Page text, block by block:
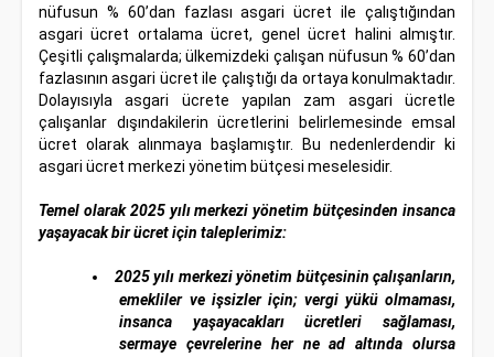
nüfusun % 60’dan fazlası asgari ücret ile çalıştığından
asgari ücret ortalama ücret, genel ücret halini almıştır.
Çeşitli çalışmalarda; ülkemizdeki çalışan nüfusun % 60’dan
fazlasının asgari ücret ile çalıştığı da ortaya konulmaktadır.
Dolayısıyla asgari ücrete yapılan zam asgari ücretle
çalışanlar dışındakilerin ücretlerini belirlemesinde emsal
ücret olarak alınmaya başlamıştır. Bu nedenlerdendir ki
asgari ücret merkezi yönetim bütçesi meselesidir.
Temel olarak 2025 yılı merkezi yönetim bütçesinden insanca
yaşayacak bir ücret için taleplerimiz:
2025 yılı merkezi yönetim bütçesinin çalışanların,
emekliler ve işsizler için; vergi yükü olmaması,
insanca yaşayacakları ücretleri sağlaması,
sermaye çevrelerine her ne ad altında olursa